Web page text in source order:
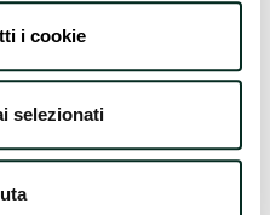
i cookie
selezionati
del sito.